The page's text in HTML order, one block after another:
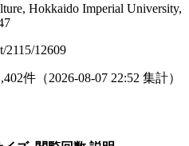
Hokkaido Imperial University,
2115/12609
件 （2026-08-07 22:52 集計）